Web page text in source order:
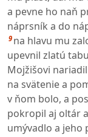
a pevne ho naň
náprsník a do
9 na hlavu mu
upevnil zlatú
Mojžišovi
na svätenie a
v ňom bolo, a
pokropil aj oltár
umývadlo a jeho